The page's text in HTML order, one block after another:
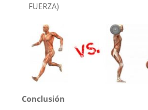
FUERZA)
Conclusión